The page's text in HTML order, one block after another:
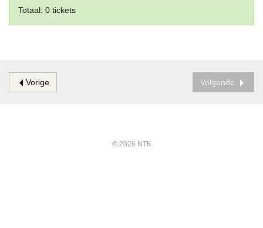
Totaal: 0 tickets
Vorige Volgende
© 2026 NTK